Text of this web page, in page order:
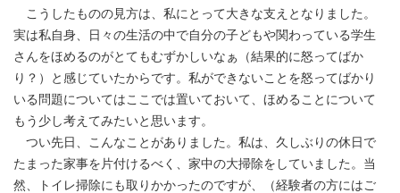
こうしたものの見方は、私にとって大きな支えとなりました。
実は私自身、日々の生活の中で自分の子どもや関わっている学生
さんをほめるのがとてもむずかしいなぁ（結果的に怒ってばか
り？）と感じていたからです。私ができないことを怒ってばかり
いる問題についてはここでは置いておいて、ほめることについて
もう少し考えてみたいと思います。
つい先日、こんなことがありました。私は、久しぶりの休日で
たまった家事を片付けるべく、家中の大掃除をしていました。当
然、トイレ掃除にも取りかかったのですが、（経験者の方にはご